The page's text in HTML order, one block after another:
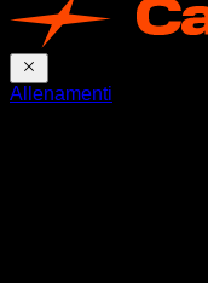
Allenamenti